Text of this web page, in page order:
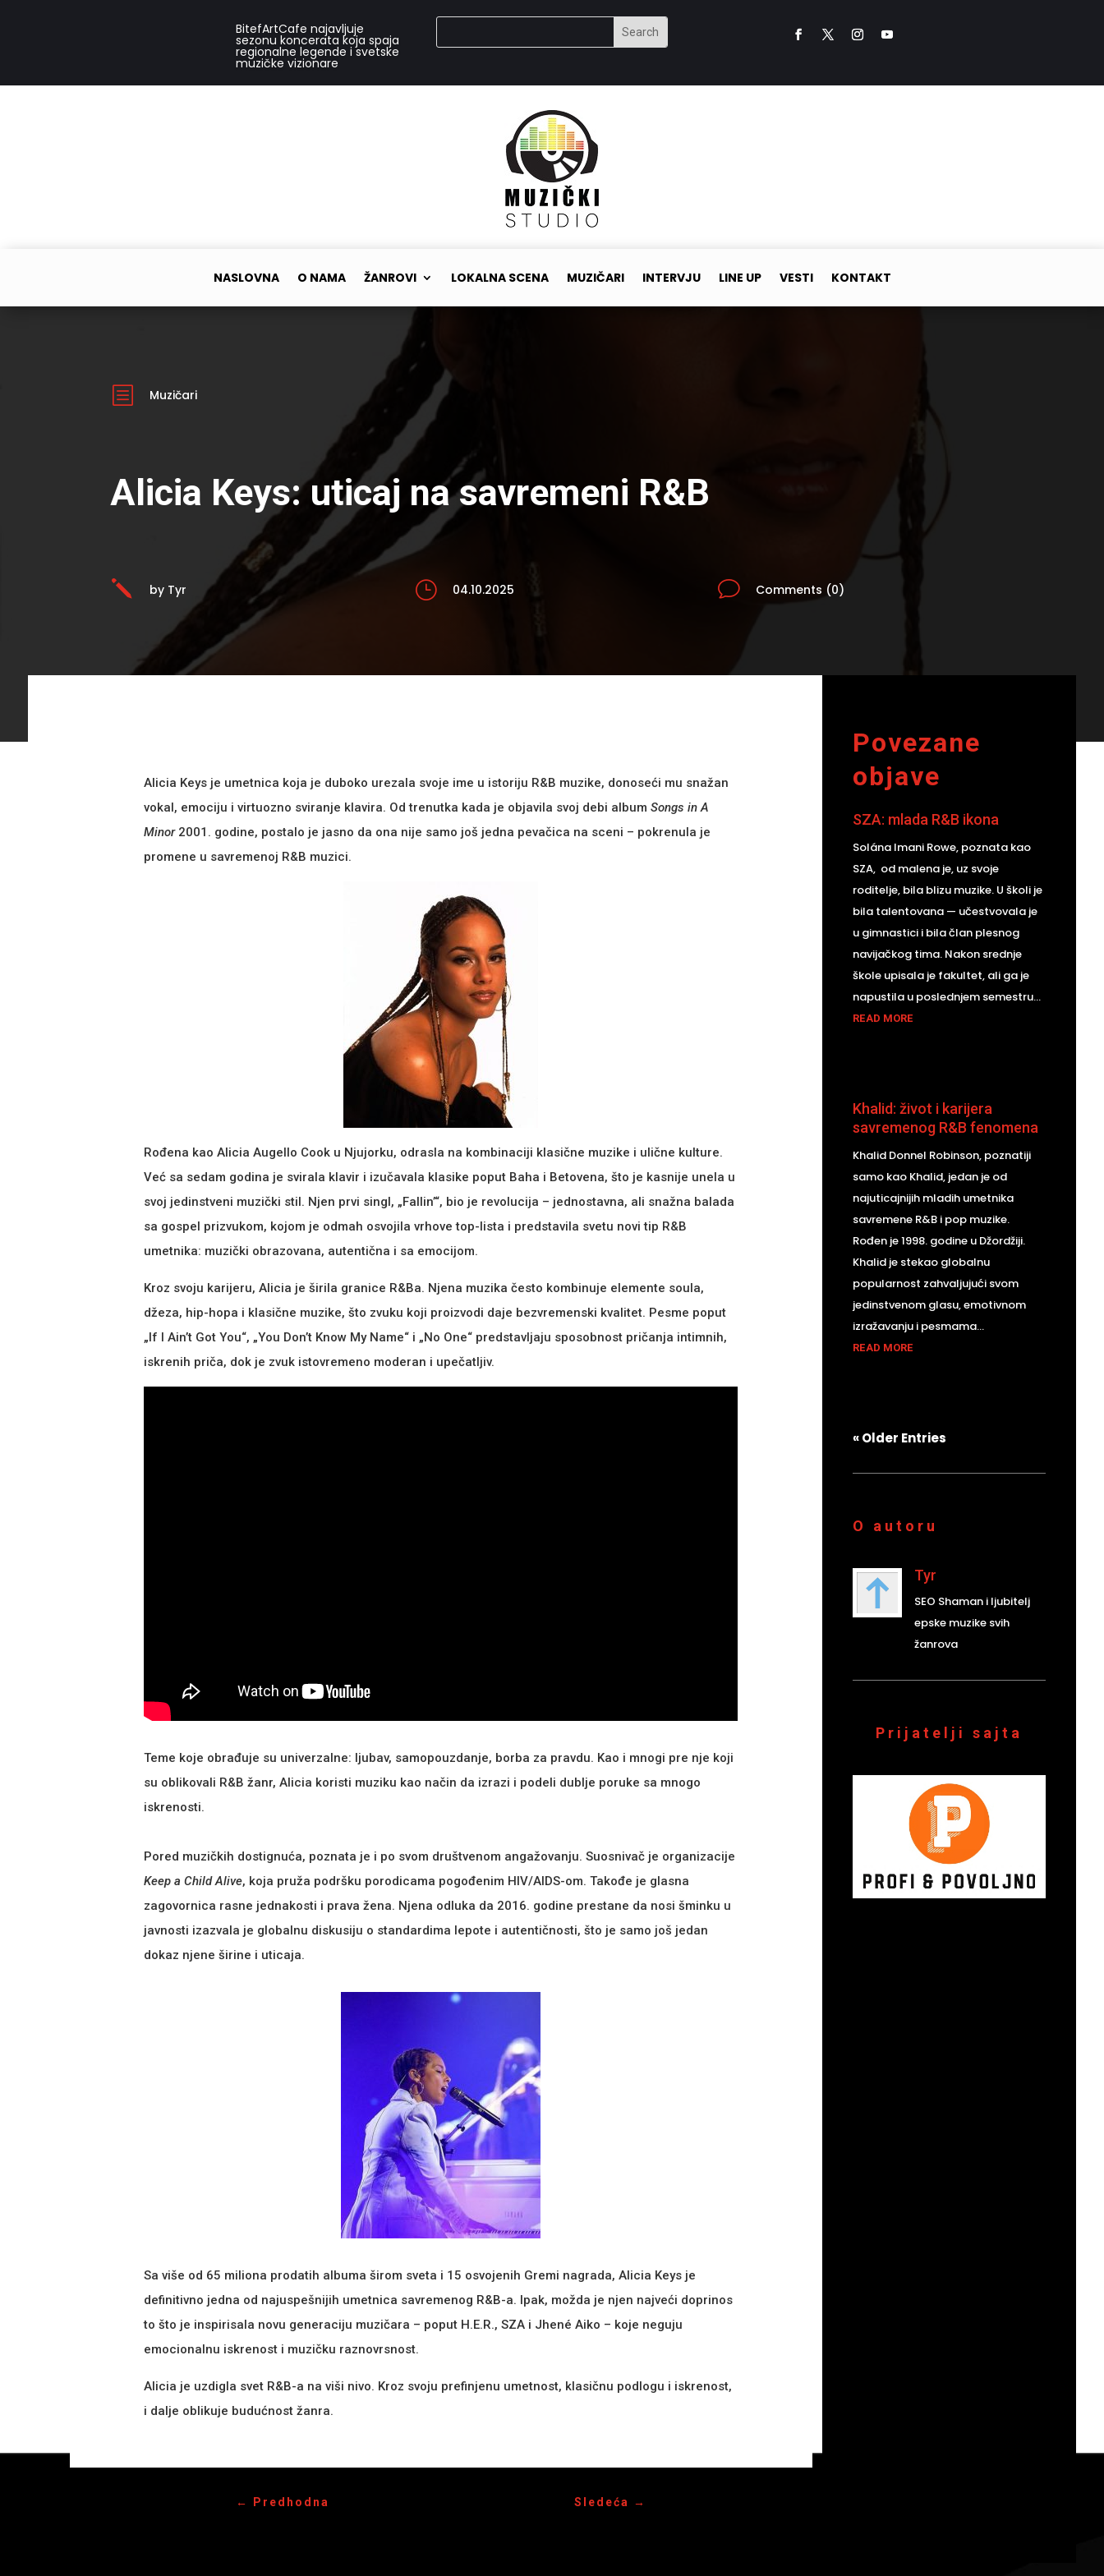
BitefArtCafe najavljuje
sezonu koncerata koja spaja
regionalne legende i svetske
muzičke vizionare
NASLOVNA O NAMA ŽANROVI LOKALNA SCENA MUZIČARI INTERVJU LINE UP VESTI KONTAKT
b Muzičari
Alicia Keys: uticaj na savremeni R&B
j by Tyr } 04.10.2025 v Comments (0)
Alicia Keys je umetnica koja je duboko urezala svoje ime u istoriju R&B muzike, donoseći mu snažan
vokal, emociju i virtuozno sviranje klavira. Od trenutka kada je objavila svoj debi albumSongs in A
Minor2001. godine, postalo je jasno da ona nije samo još jedna pevačica na sceni – pokrenula je
promene u savremenoj R&B muzici.
Rođena kao Alicia Augello Cook u Njujorku, odrasla na kombinaciji klasične muzike i ulične kulture.
Već sa sedam godina je svirala klavir i izučavala klasike poput Baha i Betovena, što je kasnije unela u
svoj jedinstveni muzički stil. Njen prvi singl, „Fallin’“, bio je revolucija – jednostavna, ali snažna balada
sa gospel prizvukom, kojom je odmah osvojila vrhove top-lista i predstavila svetu novi tip R&B
umetnika: muzički obrazovana, autentična i sa emocijom.
Kroz svoju karijeru, Alicia je širila granice R&Ba. Njena muzika često kombinuje elemente soula,
džeza, hip-hopa i klasične muzike, što zvuku koji proizvodi daje bezvremenski kvalitet. Pesme poput
„If I Ain’t Got You“, „You Don’t Know My Name“ i „No One“ predstavljaju sposobnost pričanja intimnih,
iskrenih priča, dok je zvuk istovremeno moderan i upečatljiv.
Teme koje obrađuje su univerzalne: ljubav, samopouzdanje, borba za pravdu. Kao i mnogi pre nje koji
su oblikovali R&B žanr, Alicia koristi muziku kao način da izrazi i podeli dublje poruke sa mnogo
iskrenosti.
Pored muzičkih dostignuća, poznata je i po svom društvenom angažovanju. Suosnivač je organizacije
Keep a Child Alive, koja pruža podršku porodicama pogođenim HIV/AIDS-om. Takođe je glasna
zagovornica rasne jednakosti i prava žena. Njena odluka da 2016. godine prestane da nosi šminku u
javnosti izazvala je globalnu diskusiju o standardima lepote i autentičnosti, što je samo još jedan
dokaz njene širine i uticaja.
Sa više od 65 miliona prodatih albuma širom sveta i 15 osvojenih Gremi nagrada, Alicia Keys je
definitivno jedna od najuspešnijih umetnica savremenog R&B-a. Ipak, možda je njen najveći doprinos
to što je inspirisala novu generaciju muzičara – poput H.E.R., SZA i Jhené Aiko – koje neguju
emocionalnu iskrenost i muzičku raznovrsnost.
Alicia je uzdigla svet R&B-a na viši nivo. Kroz svoju prefinjenu umetnost, klasičnu podlogu i iskrenost,
i dalje oblikuje budućnost žanra.
← Predhodna Sledeća →
Povezane
objave
SZA: mlada R&B ikona
Solána Imani Rowe, poznata kao
SZA, od malena je, uz svoje
roditelje, bila blizu muzike. U školi je
bila talentovana — učestvovala je
u gimnastici i bila član plesnog
navijačkog tima. Nakon srednje
škole upisala je fakultet, ali ga je
napustila u poslednjem semestru...
READ MORE
Khalid: život i karijera
savremenog R&B fenomena
Khalid Donnel Robinson, poznatiji
samo kao Khalid, jedan je od
najuticajnijih mladih umetnika
savremene R&B i pop muzike.
Rođen je 1998. godine u Džordžiji.
Khalid je stekao globalnu
popularnost zahvaljujući svom
jedinstvenom glasu, emotivnom
izražavanju i pesmama...
READ MORE
« Older Entries
O autoru
Tyr
SEO Shaman i ljubitelj
epske muzike svih
žanrova
Prijatelji sajta